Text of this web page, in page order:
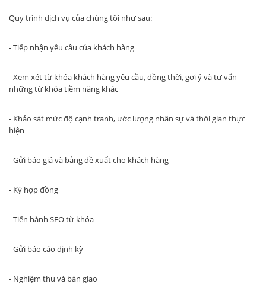
Quy trình dịch vụ của chúng tôi như sau:
- Tiếp nhận yêu cầu của khách hàng
- Xem xét từ khóa khách hàng yêu cầu, đồng thời, gợi ý và tư vấn
những từ khóa tiềm năng khác
- Khảo sát mức độ cạnh tranh, ước lượng nhân sự và thời gian thực
hiện
- Gửi báo giá và bảng đề xuất cho khách hàng
- Ký hợp đồng
- Tiến hành SEO từ khóa
- Gửi báo cáo định kỳ
- Nghiệm thu và bàn giao